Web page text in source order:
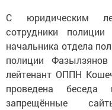
С юридическим
сотрудники
начальника отдела
полиции
лейтенант ОППН
проведена
запрещённые